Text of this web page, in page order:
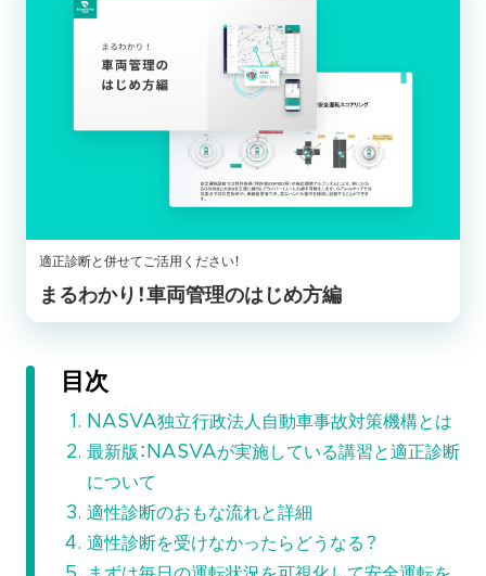
適正診断と併せてご活用ください！
まるわかり！車両管理のはじめ方編
目次
NASVA独立行政法人自動車事故対策機構とは
最新版：NASVAが実施している講習と適正診断
について
適性診断のおもな流れと詳細
適性診断を受けなかったらどうなる？